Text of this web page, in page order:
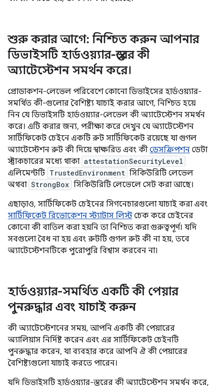
শুরু করার আগে: নিশ্চিত করুন আপনার
ডিভাইসটি হার্ডওয়্যার-স্তরের কী
অ্যাটেস্টেশন সমর্থন করে।
প্রোডাকশন-লেভেল পরিবেশে কোনো ডিভাইসের হার্ডওয়্যার-
সমর্থিত কী-গুলোর বৈশিষ্ট্য যাচাই করার আগে, নিশ্চিত হয়ে
নিন যে ডিভাইসটি হার্ডওয়্যার-লেভেল কী অ্যাটেস্টেশন সমর্থন
করে। এটি করার জন্য, পরীক্ষা করে দেখুন যে অ্যাটেস্টেশন
সার্টিফিকেট চেইনে একটি রুট সার্টিফিকেট রয়েছে যা গুগল
অ্যাটেস্টেশন রুট কী দিয়ে স্বাক্ষরিত এবং কী ডেসক্রিপশন ডেটা
স্ট্রাকচারের মধ্যে থাকা attestationSecurityLevel
এলিমেন্টটি TrustedEnvironment সিকিউরিটি লেভেল
অথবা StrongBox সিকিউরিটি লেভেলে সেট করা আছে।
এছাড়াও, সার্টিফিকেট চেইনের সিগনেচারগুলো যাচাই করা এবং
সার্টিফিকেট রিভোকেশন স্ট্যাটাস লিস্টচেক করে চেইনের
কোনো কী বাতিল করা হয়নি তা নিশ্চিত করা গুরুত্বপূর্ণ। যদি
সবগুলো বৈধ না হয় এবং রুটটি গুগল রুট কী না হয়, তবে
অ্যাটেস্টেশনটিকে পুরোপুরি বিশ্বাস করবেন না।
হার্ডওয়্যার-সমর্থিত একটি কী পেয়ার
পুনরুদ্ধার এবং যাচাই করুন
কী অ্যাটেস্টেশনের সময়, আপনি একটি কী পেয়ারের
অ্যালিয়াস নির্দিষ্ট করেন এবং এর সার্টিফিকেট চেইনটি
পুনরুদ্ধার করেন, যা ব্যবহার করে আপনি ঐ কী পেয়ারের
বৈশিষ্ট্যগুলো যাচাই করতে পারেন।
যদি ডিভাইসটি হার্ডওয়্যার-স্তরের কী অ্যাটেস্টেশন সমর্থন করে,